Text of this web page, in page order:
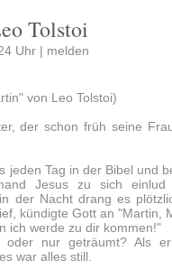
Tolstoi
Uhr | melden
von Leo Tolstoi)
der schon früh seine
Tag in der Bibel und
Jesus zu sich
der Nacht drang es
kündigte Gott an "Martin,
ich werde zu dir kommen!"
oder nur geträumt? Als
war alles still.